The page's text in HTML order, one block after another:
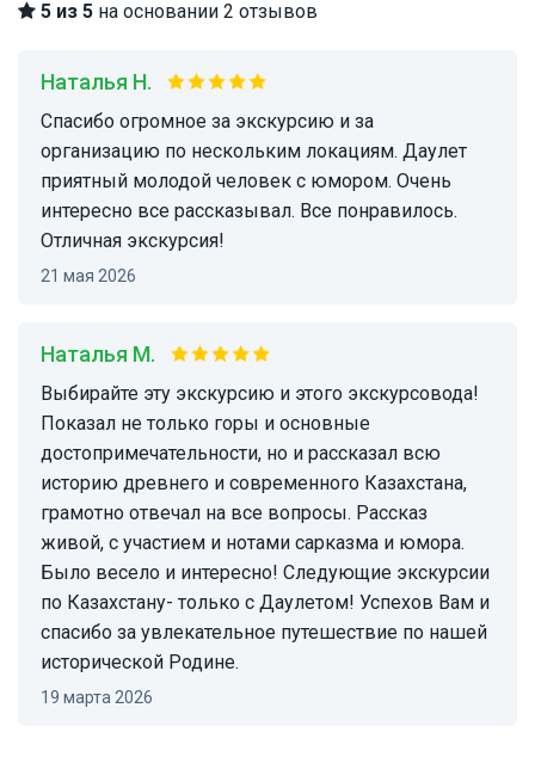
5 из 5 на основании 2 отзывов
Наталья Н.
Спасибо огромное за экскурсию и за
организацию по нескольким локациям. Даулет
приятный молодой человек с юмором. Очень
интересно все рассказывал. Все понравилось.
Отличная экскурсия!
21 мая 2026
Наталья М.
Выбирайте эту экскурсию и этого экскурсовода!
Показал не только горы и основные
достопримечательности, но и рассказал всю
историю древнего и современного Казахстана,
грамотно отвечал на все вопросы. Рассказ
живой, с участием и нотами сарказма и юмора.
Было весело и интересно! Следующие экскурсии
по Казахстану- только с Даулетом! Успехов Вам и
спасибо за увлекательное путешествие по нашей
исторической Родине.
19 марта 2026